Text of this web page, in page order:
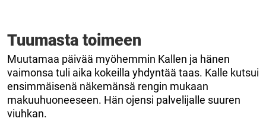
Tuumasta toimeen
Muutamaa päivää myöhemmin Kallen ja hänen
vaimonsa tuli aika kokeilla yhdyntää taas. Kalle kutsui
ensimmäisenä näkemänsä rengin mukaan
makuuhuoneeseen. Hän ojensi palvelijalle suuren
viuhkan.